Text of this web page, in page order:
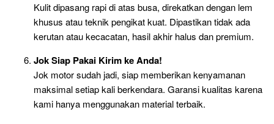
Kulit dipasang rapi di atas busa, direkatkan dengan lem
khusus atau teknik pengikat kuat. Dipastikan tidak ada
kerutan atau kecacatan, hasil akhir halus dan premium.
Jok Siap Pakai Kirim ke Anda!
Jok motor sudah jadi, siap memberikan kenyamanan
maksimal setiap kali berkendara. Garansi kualitas karena
kami hanya menggunakan material terbaik.